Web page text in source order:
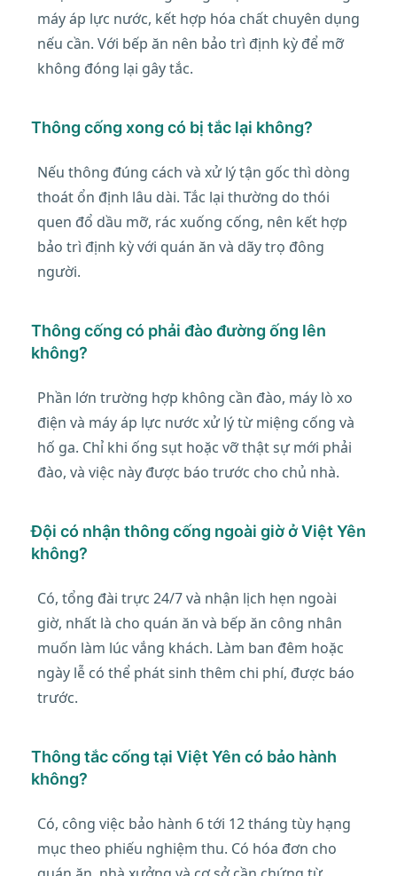
máy áp lực nước, kết hợp hóa chất chuyên dụng
nếu cần. Với bếp ăn nên bảo trì định kỳ để mỡ
không đóng lại gây tắc.
Thông cống xong có bị tắc lại không?
Nếu thông đúng cách và xử lý tận gốc thì dòng
thoát ổn định lâu dài. Tắc lại thường do thói
quen đổ dầu mỡ, rác xuống cống, nên kết hợp
bảo trì định kỳ với quán ăn và dãy trọ đông
người.
Thông cống có phải đào đường ống lên
không?
Phần lớn trường hợp không cần đào, máy lò xo
điện và máy áp lực nước xử lý từ miệng cống và
hố ga. Chỉ khi ống sụt hoặc vỡ thật sự mới phải
đào, và việc này được báo trước cho chủ nhà.
Đội có nhận thông cống ngoài giờ ở Việt Yên
không?
Có, tổng đài trực 24/7 và nhận lịch hẹn ngoài
giờ, nhất là cho quán ăn và bếp ăn công nhân
muốn làm lúc vắng khách. Làm ban đêm hoặc
ngày lễ có thể phát sinh thêm chi phí, được báo
trước.
Thông tắc cống tại Việt Yên có bảo hành
không?
Có, công việc bảo hành 6 tới 12 tháng tùy hạng
mục theo phiếu nghiệm thu. Có hóa đơn cho